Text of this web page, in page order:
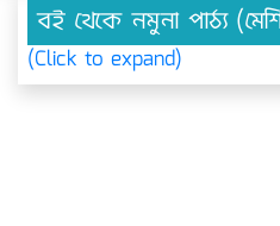
বই থেকে নমুনা পাঠ্য
(Click to expand)